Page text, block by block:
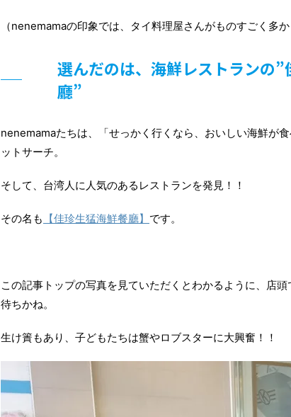
（nenemamaの印象では、タイ料理屋さんがものすごく多か
選んだのは、海鮮レストランの”
廳”
nenemamaたちは、「せっかく行くなら、おいしい海鮮が
ットサーチ。
そして、台湾人に人気のあるレストランを発見！！
その名も 【佳珍生猛海鮮餐廳】 です。
この記事トップの写真を見ていただくとわかるように、店
待ちかね。
生け簀もあり、子どもたちは蟹やロブスターに大興奮！！